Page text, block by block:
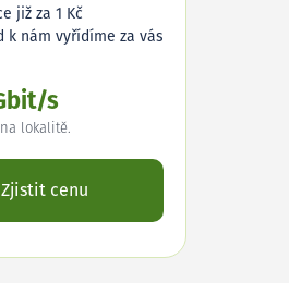
již za 1 Kč
k nám vyřídíme za vás
s
lokalitě.
Zjistit cenu